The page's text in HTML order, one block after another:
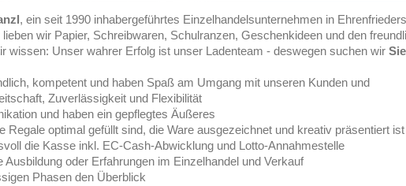
, ein seit 1990 inhabergeführtes Einzelhandelsunternehmen in
wir Papier, Schreibwaren, Schulranzen, Geschenkideen und den
wissen: Unser wahrer Erfolg ist unser Ladenteam - deswegen suchen wir Sie
kompetent und haben Spaß am Umgang mit unseren Kunden und
Zuverlässigkeit und Flexibilität
und haben ein gepflegtes Äußeres
optimal gefüllt sind, die Ware ausgezeichnet und kreativ präsentiert ist
die Kasse inkl. EC-Cash-Abwicklung und Lotto-Annahmestelle
oder Erfahrungen im Einzelhandel und Verkauf
Phasen den Überblick